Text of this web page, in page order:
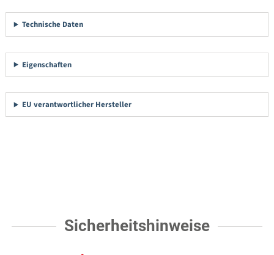
Technische Daten
Eigenschaften
EU verantwortlicher Hersteller
Sicherheitshinweise